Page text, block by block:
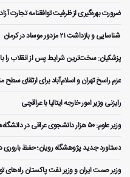
ضرورت بهره‌گیری از ظرفیت توافقنامه تجارت
️ شناسایی و بازداشت ۲۱ مزدور موساد در کرمان
پزشکیان: سخت‌ترین شرایط پس از انقلاب را
عزم راسخ تهران و اسلام‌آباد برای ارتقای سطح
رایزنی وزیر امور خارجه ایتالیا با عراقچی
وزیر علوم: ۵۰ هزار دانشجوی عراقی در دانشگاه‌های ایران تحصیل می‌کنند
دستاورد جدید پژوهشگاه رویان؛ حفظ باروری
وزیر صمت ایران و وزیر نفت پاکستان راه‌های